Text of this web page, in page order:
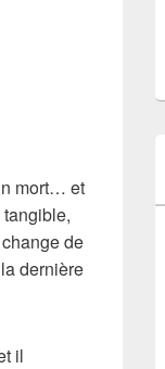
mort… et
de
dernière
il